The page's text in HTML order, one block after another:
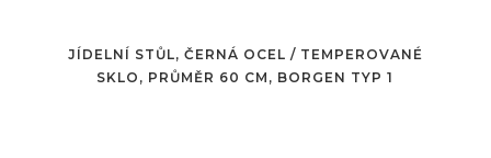
JÍDELNÍ STŮL, ČERNÁ OCEL / TEMPEROVANÉ
SKLO, PRŮMĚR 60 CM, BORGEN TYP 1